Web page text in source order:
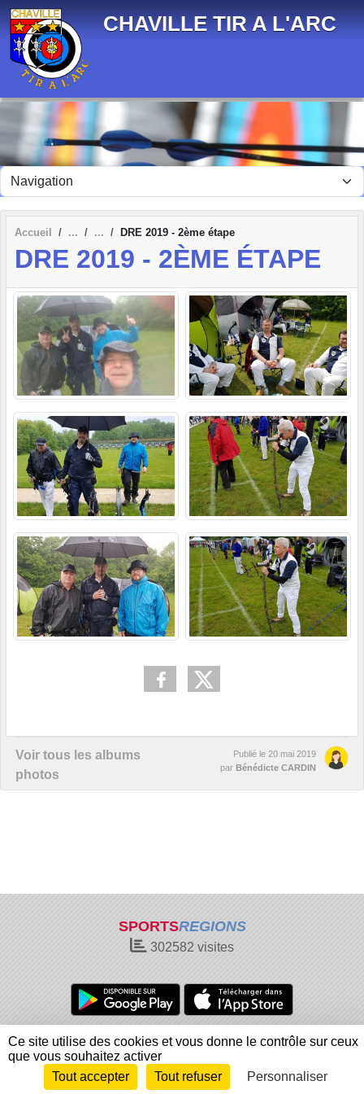
CHAVILLE TIR A L'ARC
Accueil DRE 2019 - 2ème étape
DRE 2019 - 2ÈME ÉTAPE
Voir tous les albums
photos
Publié le 20 mai 2019
par Bénédicte CARDIN
SPORTSREGIONS
302582 visites
Charte cookies
Gestion des cookies
Informations légales
Signaler un contenu inapproprié
Envie de participer ?
Connexion
Panneau de gestion des cookies
Ce site utilise des cookies et vous donne le contrôle sur ceux
que vous souhaitez activer
Tout accepter
Tout refuser Personnaliser